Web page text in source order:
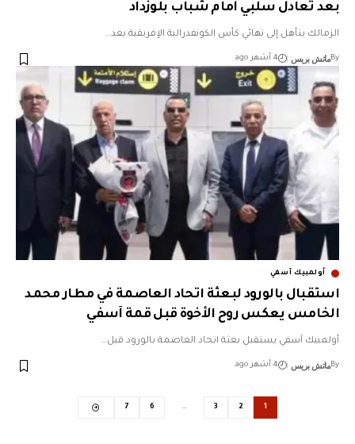
بعد تعادل سلبي أمام شباب بلوزداد
الزمالك يتأهل إلى نهائي كأس الكونفدرالية الإفريقية بعد…
Byماتش بريس 4 أشهر ago
أولمبيك آسفي
استقبال بالورود لبعثة اتحاد العاصمة في مطار محمد
الخامس يعكس روح الأخوة قبل قمة آسفي
أولمبيك آسفي يستقبل بعثة اتحاد العاصمة بالورود قبل…
Byماتش بريس 4 أشهر ago
1
2
3
…
6
7